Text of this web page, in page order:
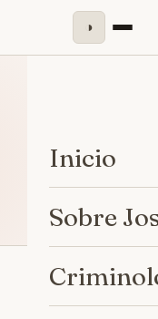
◑
Inicio
Sobre